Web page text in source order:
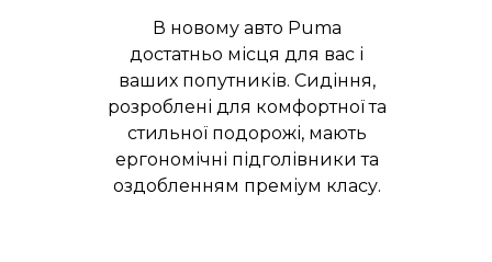
В новому авто Puma
достатньо місця для вас і
ваших попутників. Сидіння,
розроблені для комфортної та
стильної подорожі, мають
ергономічні підголівники та
оздобленням преміум класу.